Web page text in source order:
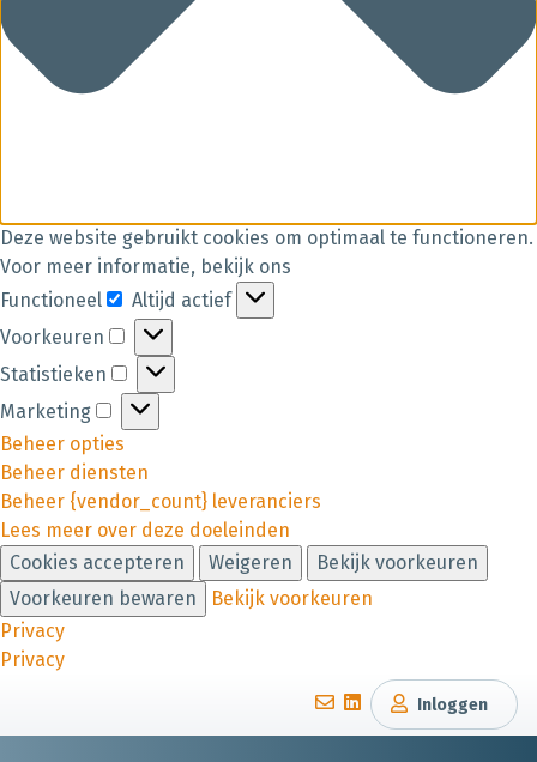
Deze website gebruikt cookies om optimaal te functioneren.
Voor meer informatie, bekijk ons
Functioneel
Altijd actief
Voorkeuren
Statistieken
Marketing
Beheer opties
Beheer diensten
Beheer {vendor_count} leveranciers
Lees meer over deze doeleinden
Cookies accepteren
Weigeren
Bekijk voorkeuren
Voorkeuren bewaren
Bekijk voorkeuren
Privacy
Privacy
Inloggen